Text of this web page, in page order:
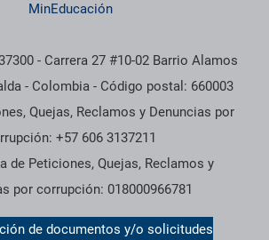
MinEducación
- Carrera 27 #10-02 Barrio Alamos
- Colombia - Código postal: 660003
Quejas, Reclamos y Denuncias por
+57 606 3137211
de Peticiones, Quejas, Reclamos y
por corrupción: 018000966781
de documentos y/o solicitudes